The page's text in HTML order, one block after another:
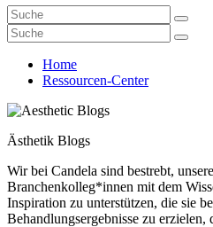
Home
Ressourcen-Center
Ästhetik Blogs
Wir bei Candela sind bestrebt,
Branchenkolleg*innen mit dem
Inspiration zu unterstützen, die sie
Behandlungsergebnisse zu erzielen,